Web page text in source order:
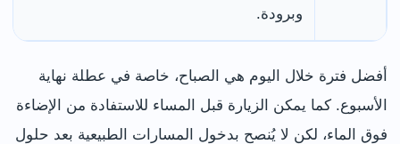
وبرودة.
أفضل فترة خلال اليوم هي الصباح، خاصة في عطلة نهاية
الأسبوع. كما يمكن الزيارة قبل المساء للاستفادة من الإضاءة
فوق الماء، لكن لا يُنصح بدخول المسارات الطبيعية بعد حلول